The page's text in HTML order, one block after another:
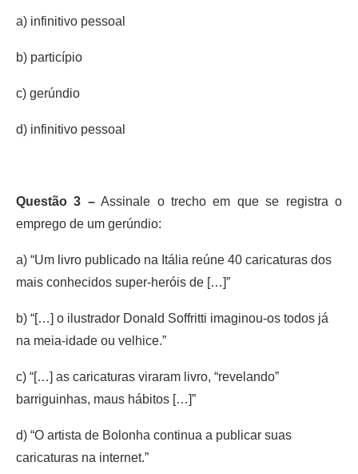
a) infinitivo pessoal
b) particípio
c) gerúndio
d) infinitivo pessoal
Questão 3 –Assinale o trecho em que se registra o
emprego de um gerúndio:
a) “Um livro publicado na Itália reúne 40 caricaturas dos
mais conhecidos super-heróis de […]”
b) “[…] o ilustrador Donald Soffritti imaginou-os todos já
na meia-idade ou velhice.”
c) “[…] as caricaturas viraram livro, “revelando”
barriguinhas, maus hábitos […]”
d) “O artista de Bolonha continua a publicar suas
caricaturas na internet.”